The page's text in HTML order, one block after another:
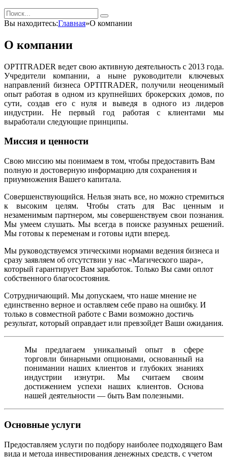
Вы находитесь:Главная»О компании
О компании
OPTITRADER ведет свою активную деятельность с 2013 года.
Учредители компании, а ныне руководители ключевых
направлений бизнеса OPTITRADER, получили неоценимый
опыт работая в одном из крупнейших брокерских домов, по
сути, создав его с нуля и выведя в одного из лидеров
индустрии. Не первый год работая с клиентами мы
выработали следующие принципы.
Миссия и ценности
Свою миссию мы понимаем в том, чтобы предоставить Вам
полную и достоверную информацию для сохранения и
приумножения Вашего капитала.
Совершенствующийся. Нельзя знать все, но можно стремиться
к высоким целям. Чтобы стать для Вас ценным и
незаменимым партнером, мы совершенствуем свои познания.
Мы умеем слушать. Мы всегда в поиске разумных решений.
Мы готовы к переменам и готовы идти вперед.
Мы руководствуемся этическими нормами ведения бизнеса и
сразу заявляем об отсутствии у нас «Магического шара»,
который гарантирует Вам заработок. Только Вы сами оплот
собственного благосостояния.
Сотрудничающий. Мы допускаем, что наше мнение не
единственно верное и оставляем себе право на ошибку. И
только в совместной работе с Вами возможно достичь
результат, который оправдает или превзойдет Ваши ожидания.
Мы предлагаем уникальный опыт в сфере
торговли бинарными опционами, основанный на
понимании наших клиентов и глубоких знаниях
индустрии изнутри. Мы считаем своим
достижением успехи наших клиентов. Основа
нашей деятельности — быть Вам полезными.
Основные услуги
Предоставляем услуги по подбору наиболее подходящего Вам
вида и метода инвестирования денежных средств, с учетом